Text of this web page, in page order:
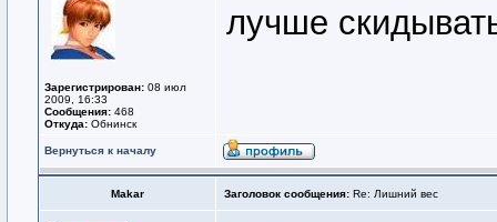
Зарегистрирован: 08 июл
2009, 16:33
Сообщения: 468
Откуда: Обнинск
лучше
Вернуться к началу
Makar Заголовок сообщения: Re: Лишний вес